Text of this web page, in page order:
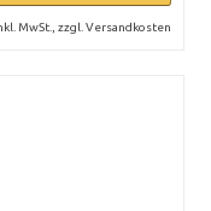
MwSt., zzgl. Versandkosten